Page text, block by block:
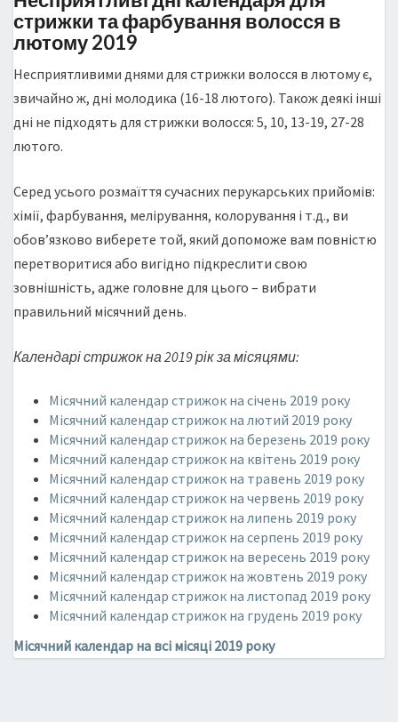
стрижки та фарбування волосся в
лютому 2019
Несприятливими днями для стрижки волосся в лютому є,
звичайно ж, дні молодика (16-18 лютого). Також деякі інші
дні не підходять для стрижки волосся: 5, 10, 13-19, 27-28
лютого.
Серед усього розмаїття сучасних перукарських прийомів:
хімії, фарбування, мелірування, колорування і т.д., ви
обов’язково виберете той, який допоможе вам повністю
перетворитися або вигідно підкреслити свою
зовнішність, адже головне для цього – вибрати
правильний місячний день.
Календарі стрижок на 2019 рік за місяцями:
Місячний календар стрижок на січень 2019 року
Місячний календар стрижок на лютий 2019 року
Місячний календар стрижок на березень 2019 року
Місячний календар стрижок на квітень 2019 року
Місячний календар стрижок на травень 2019 року
Місячний календар стрижок на червень 2019 року
Місячний календар стрижок на липень 2019 року
Місячний календар стрижок на серпень 2019 року
Місячний календар стрижок на вересень 2019 року
Місячний календар стрижок на жовтень 2019 року
Місячний календар стрижок на листопад 2019 року
Місячний календар стрижок на грудень 2019 року
Місячний календар на всі місяці 2019 року